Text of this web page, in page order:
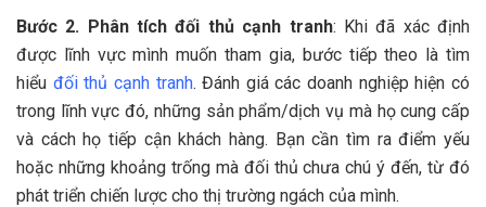
Bước 2. Phân tích đối thủ cạnh tranh: Khi đã xác định
được lĩnh vực mình muốn tham gia, bước tiếp theo là tìm
hiểu đối thủ cạnh tranh. Đánh giá các doanh nghiệp hiện có
trong lĩnh vực đó, những sản phẩm/dịch vụ mà họ cung cấp
và cách họ tiếp cận khách hàng. Bạn cần tìm ra điểm yếu
hoặc những khoảng trống mà đối thủ chưa chú ý đến, từ đó
phát triển chiến lược cho thị trường ngách của mình.